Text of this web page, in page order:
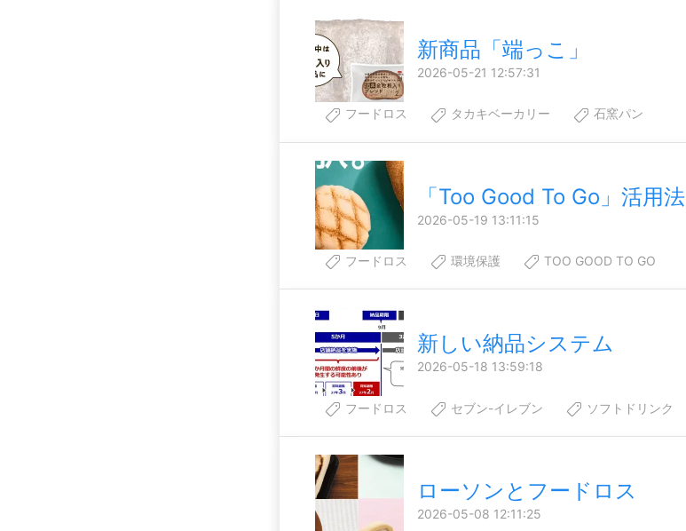
新商品「端っこ」
2026-05-21 12:57:31
フードロス タカキベーカリー 石窯パン
「Too Good To Go」活用法
2026-05-19 13:11:15
フードロス 環境保護 TOO GOOD TO GO
新しい納品システム
2026-05-18 13:59:18
フードロス セブン-イレブン ソフトドリンク
ローソンとフードロス
2026-05-08 12:11:25